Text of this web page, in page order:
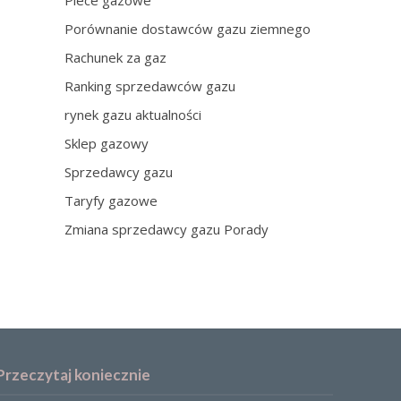
Porównanie dostawców gazu ziemnego
Rachunek za gaz
Ranking sprzedawców gazu
rynek gazu aktualności
Sklep gazowy
Sprzedawcy gazu
Taryfy gazowe
Zmiana sprzedawcy gazu Porady
koniecznie